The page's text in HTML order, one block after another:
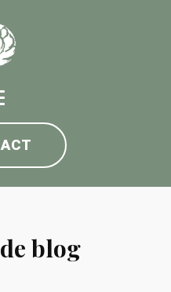
blog